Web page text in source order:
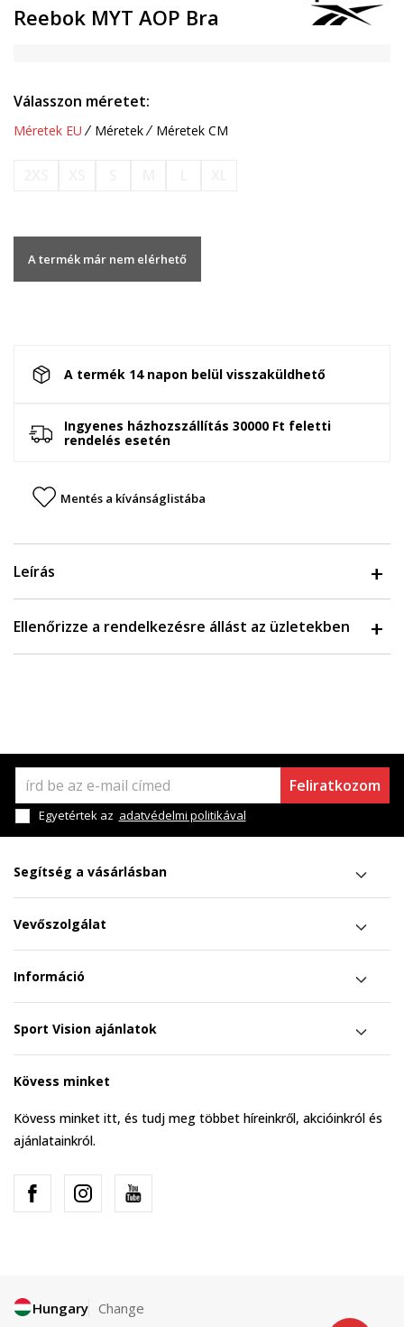
Reebok MYT AOP Bra
Válasszon méretet:
Méretek EU Méretek Méretek CM
A termék már nem elérhető
A termék 14 napon belül visszaküldhető
Ingyenes házhozszállítás 30000 Ft feletti
rendelés esetén
Mentés a kívánságlistába
Leírás
Ellenőrizze a rendelkezésre állást az üzletekben
Feliratkozom
Egyetértek az adatvédelmi politikával
Segítség a vásárlásban
Vevőszolgálat
Információ
Sport Vision ajánlatok
Kövess minket
Kövess minket itt, és tudj meg többet híreinkről, akcióinkról és
ajánlatainkról.
Hungary Change